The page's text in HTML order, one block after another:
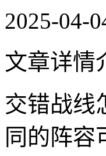
2025-04-
文章详情
交错战线
同的阵容